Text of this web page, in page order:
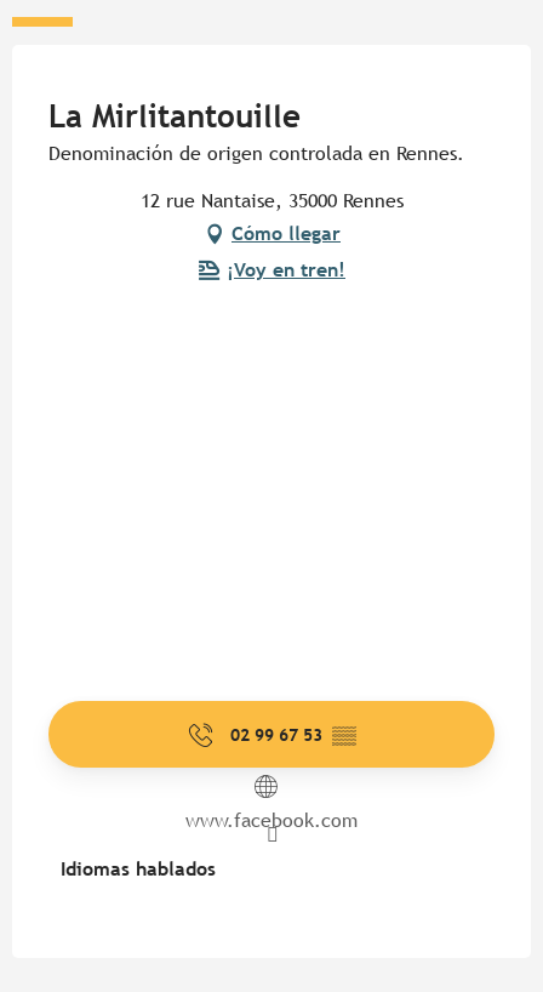
La Mirlitantouille
Denominación de origen controlada en Rennes.
12 rue Nantaise, 35000 Rennes
Cómo llegar
¡Voy en tren!
02 99 67 53 ▒▒
www.facebook.com
Idiomas hablados
Idiomas hablados